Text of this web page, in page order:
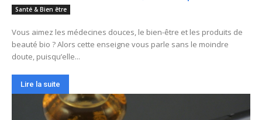
Santé & Bien être
Vous aimez les médecines douces, le bien-être et les produits de
beauté bio ? Alors cette enseigne vous parle sans le moindre
doute, puisqu’elle...
Lire la suite